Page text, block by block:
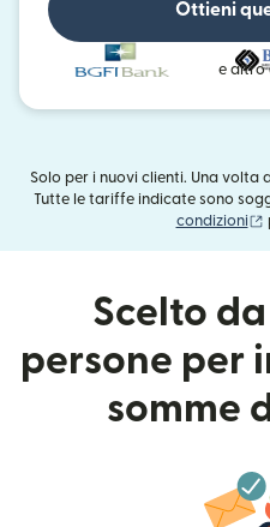
Ottieni
e altro
Solo per i nuovi clienti. Una
Tutte le tariffe indicate sono
condizioni
Scelto
persone per
somme